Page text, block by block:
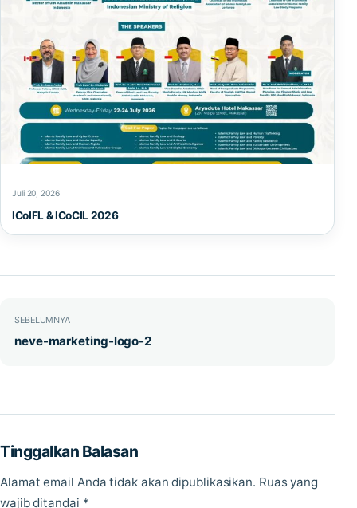
Juli 20, 2026
ICoIFL & ICoCIL 2026
Navigasi pos
SEBELUMNYA
neve-marketing-logo-2
Tinggalkan Balasan
Alamat email Anda tidak akan dipublikasikan. Ruas yang
wajib ditandai *